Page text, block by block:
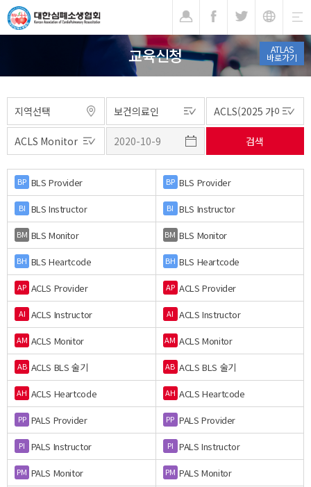
ATLAS
바로가기
교육신청
BP BLS Provider BP BLS Provider
BI BLS Instructor BI BLS Instructor
BM BLS Monitor BM BLS Monitor
BH BLS Heartcode BH BLS Heartcode
AP ACLS Provider AP ACLS Provider
AI ACLS Instructor AI ACLS Instructor
AM ACLS Monitor AM ACLS Monitor
AB ACLS BLS 술기 AB ACLS BLS 술기
AH ACLS Heartcode AH ACLS Heartcode
PP PALS Provider PP PALS Provider
PI PALS Instructor PI PALS Instructor
PM PALS Monitor PM PALS Monitor